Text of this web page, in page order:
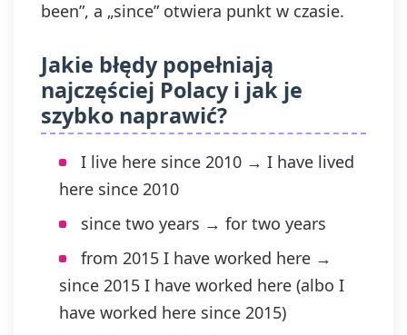
przetwarzania, którego dokonano na
wycofaniem. Wycofanie zgody jest
możliwe poprzez kontakt z
Administratorem na adres e-mail:
admin@dyktanda.pllub naciśniecie
przycisku "wypisz się" znajdującego
been”, a „since” otwiera punkt w czasie.
Jakie błędy popełniają
najczęściej Polacy i jak je
szybko naprawić?
I live here since 2010 → I have lived
here since 2010
since two years → for two years
from 2015 I have worked here →
since 2015 I have worked here (albo I
have worked here since 2015)